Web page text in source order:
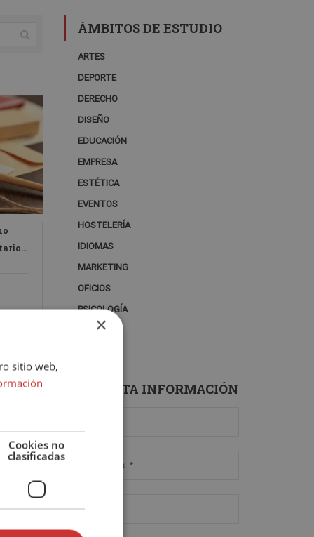
ÁMBITOS DE ESTUDIO
ARTES
DEPORTE
DERECHO
DISEÑO
EDUCACIÓN
EMPRESA
ESTÉTICA
EVENTOS
HOSTELERÍA
IDIOMAS
MARKETING
OFICIOS
PSICOLOGÍA
SALUD
SOLICITA INFORMACIÓN
×
sitio web,
Cookies no
clasificadas